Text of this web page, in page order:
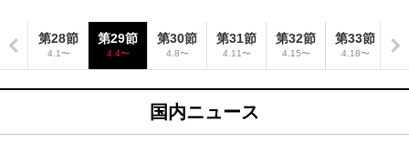
節
〜
第28節
4.1〜
第29節
4.4〜
第30節
4.8〜
第31節
4.11〜
第32節
4.15〜
第33節
4.18〜
国内ニュース